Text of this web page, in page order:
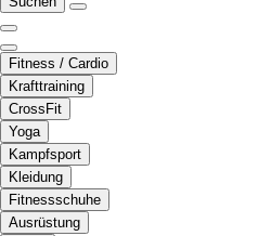
Fitness / Cardio
Krafttraining
CrossFit
Yoga
Kampfsport
Kleidung
Fitnessschuhe
Ausrüstung